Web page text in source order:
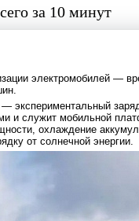
за 10 минут
электромобилей —
экспериментальный
и служит мобильной
охлаждение
от солнечной энергии.